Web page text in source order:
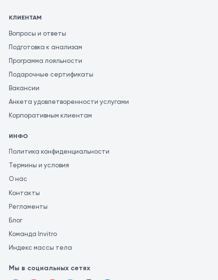
КЛИЕНТАМ
Вопросы и ответы
Подготовка к анализам
Программа лояльности
Подарочные сертификаты
Вакансии
Анкета удовлетворенности услугами
Корпоративным клиентам
ИНФО
Политика конфиденциальности
Термины и условия
О нас
Контакты
Регламенты
Блог
Команда Invitro
Индекс массы тела
Мы в социальных сетях